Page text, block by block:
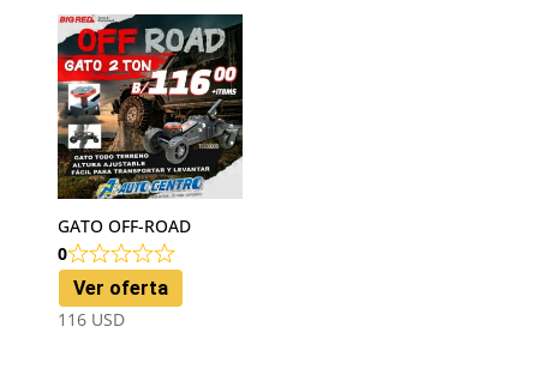
GATO OFF-ROAD
0
Ver oferta
116USD